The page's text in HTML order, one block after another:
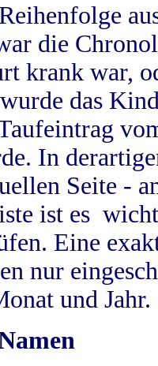
die
krank war,
das
In
Seite -
ist es
Eine
nur
und Jahr.